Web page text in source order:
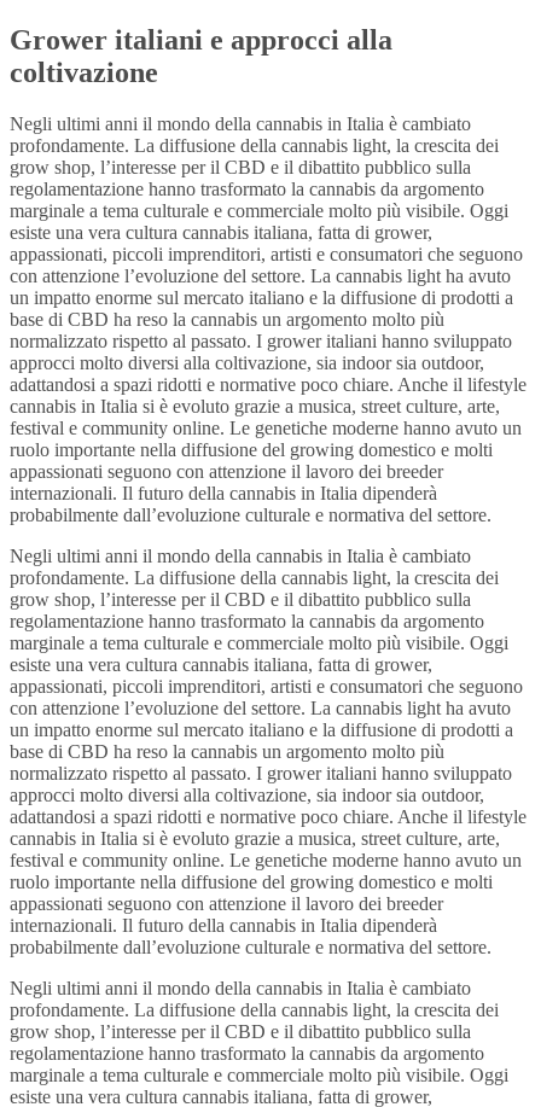
Grower italiani e approcci alla
coltivazione
Negli ultimi anni il mondo della cannabis in Italia è cambiato
profondamente. La diffusione della cannabis light, la crescita dei
grow shop, l’interesse per il CBD e il dibattito pubblico sulla
regolamentazione hanno trasformato la cannabis da argomento
marginale a tema culturale e commerciale molto più visibile. Oggi
esiste una vera cultura cannabis italiana, fatta di grower,
appassionati, piccoli imprenditori, artisti e consumatori che seguono
con attenzione l’evoluzione del settore. La cannabis light ha avuto
un impatto enorme sul mercato italiano e la diffusione di prodotti a
base di CBD ha reso la cannabis un argomento molto più
normalizzato rispetto al passato. I grower italiani hanno sviluppato
approcci molto diversi alla coltivazione, sia indoor sia outdoor,
adattandosi a spazi ridotti e normative poco chiare. Anche il lifestyle
cannabis in Italia si è evoluto grazie a musica, street culture, arte,
festival e community online. Le genetiche moderne hanno avuto un
ruolo importante nella diffusione del growing domestico e molti
appassionati seguono con attenzione il lavoro dei breeder
internazionali. Il futuro della cannabis in Italia dipenderà
probabilmente dall’evoluzione culturale e normativa del settore.
Negli ultimi anni il mondo della cannabis in Italia è cambiato
profondamente. La diffusione della cannabis light, la crescita dei
grow shop, l’interesse per il CBD e il dibattito pubblico sulla
regolamentazione hanno trasformato la cannabis da argomento
marginale a tema culturale e commerciale molto più visibile. Oggi
esiste una vera cultura cannabis italiana, fatta di grower,
appassionati, piccoli imprenditori, artisti e consumatori che seguono
con attenzione l’evoluzione del settore. La cannabis light ha avuto
un impatto enorme sul mercato italiano e la diffusione di prodotti a
base di CBD ha reso la cannabis un argomento molto più
normalizzato rispetto al passato. I grower italiani hanno sviluppato
approcci molto diversi alla coltivazione, sia indoor sia outdoor,
adattandosi a spazi ridotti e normative poco chiare. Anche il lifestyle
cannabis in Italia si è evoluto grazie a musica, street culture, arte,
festival e community online. Le genetiche moderne hanno avuto un
ruolo importante nella diffusione del growing domestico e molti
appassionati seguono con attenzione il lavoro dei breeder
internazionali. Il futuro della cannabis in Italia dipenderà
probabilmente dall’evoluzione culturale e normativa del settore.
Negli ultimi anni il mondo della cannabis in Italia è cambiato
profondamente. La diffusione della cannabis light, la crescita dei
grow shop, l’interesse per il CBD e il dibattito pubblico sulla
regolamentazione hanno trasformato la cannabis da argomento
marginale a tema culturale e commerciale molto più visibile. Oggi
esiste una vera cultura cannabis italiana, fatta di grower,